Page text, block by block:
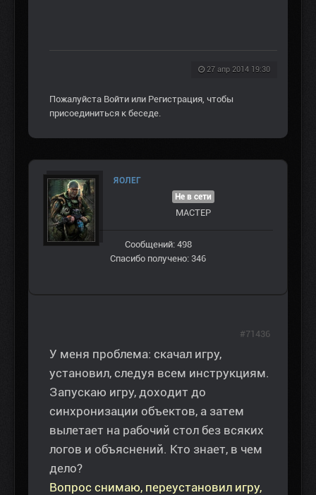
27 апр 2014 19:30
Пожалуйста Войти или Регистрация , чтобы
присоединиться к беседе.
ЯОЛЕГ
Не в сети
МАСТЕР
Сообщений: 498
Спасибо получено: 346
У меня проблема: скачал игру,
установил, следуя всем инструкциям.
Запускаю игру, доходит до
синхронизации объектов, а затем
вылетает на рабочий стол без всяких
логов и объяснений. Кто знает, в чем
дело?
Вопрос снимаю, переустановил игру,
#71436